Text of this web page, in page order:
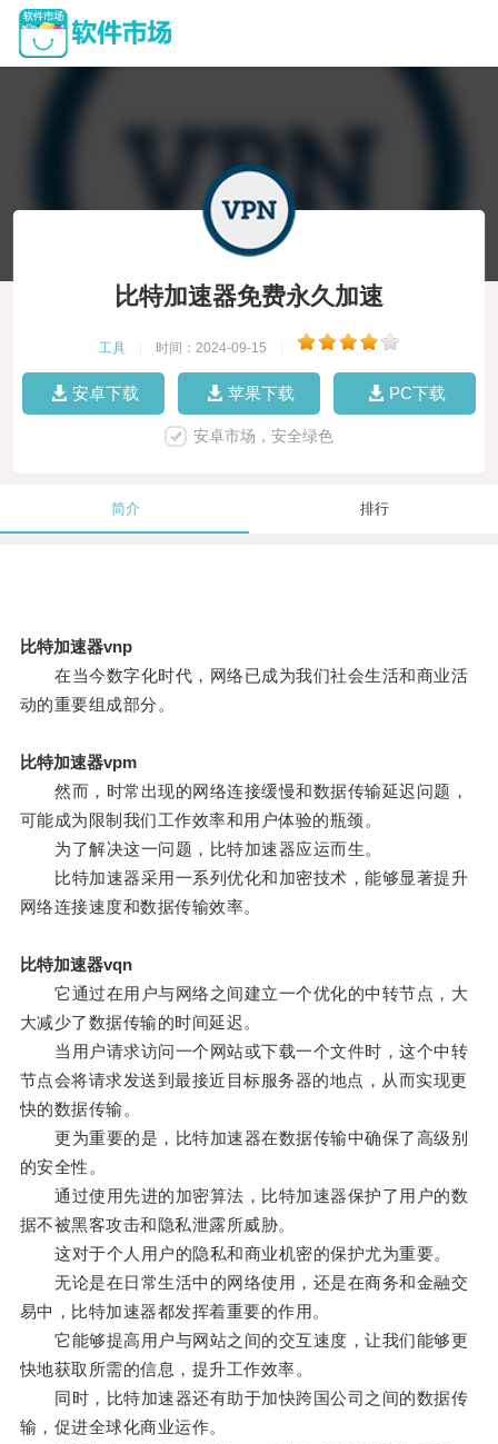
比特加速器免费永久加速
工具 时间：2024-09-15
安卓下载 苹果下载 PC下载
安卓市场，安全绿色
简介 排行
比特加速器vnp
在当今数字化时代，网络已成为我们社会生活和商业活
动的重要组成部分。
比特加速器vpm
然而，时常出现的网络连接缓慢和数据传输延迟问题，
可能成为限制我们工作效率和用户体验的瓶颈。
为了解决这一问题，比特加速器应运而生。
比特加速器采用一系列优化和加密技术，能够显著提升
网络连接速度和数据传输效率。
比特加速器vqn
它通过在用户与网络之间建立一个优化的中转节点，大
大减少了数据传输的时间延迟。
当用户请求访问一个网站或下载一个文件时，这个中转
节点会将请求发送到最接近目标服务器的地点，从而实现更
快的数据传输。
更为重要的是，比特加速器在数据传输中确保了高级别
的安全性。
通过使用先进的加密算法，比特加速器保护了用户的数
据不被黑客攻击和隐私泄露所威胁。
这对于个人用户的隐私和商业机密的保护尤为重要。
无论是在日常生活中的网络使用，还是在商务和金融交
易中，比特加速器都发挥着重要的作用。
它能够提高用户与网站之间的交互速度，让我们能够更
快地获取所需的信息，提升工作效率。
同时，比特加速器还有助于加快跨国公司之间的数据传
输，促进全球化商业运作。